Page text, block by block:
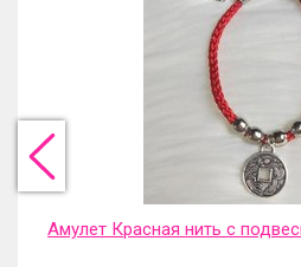
Амулет Красная нить с